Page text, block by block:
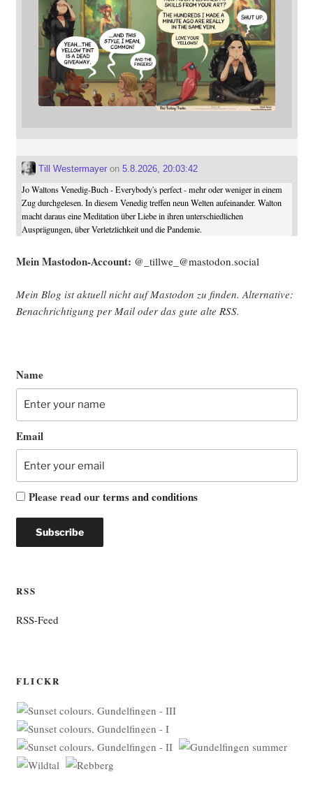
Till Westermayeron 5.8.2026, 20:03:42
Jo Waltons Venedig-Buch - Everybody's perfect - mehr oder weniger in einem
Zug durchgelesen. In diesem Venedig treffen neun Welten aufeinander. Walton
macht daraus eine Meditation über Liebe in ihren unterschiedlichen
Ausprägungen, über Verletzlichkeit und die Pandemie.
Mein Mast­o­don-Account: @_tillwe_@mastodon.social
Mein Blog ist aktu­ell nicht auf Mast­o­don zu fin­den. Alter­na­ti­ve:
Benach­rich­ti­gung per Mail oder das gute alte RSS.
Name
Email
Please read ourterms and conditions
RSS
RSS-Feed
FLICKR